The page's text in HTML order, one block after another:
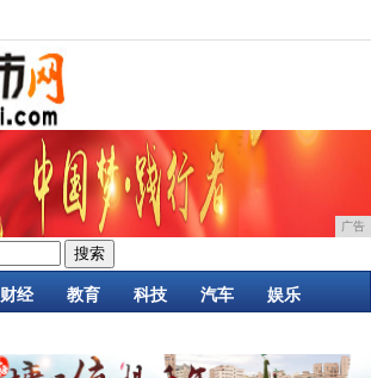
广告
财经 教育 科技 汽车 娱乐